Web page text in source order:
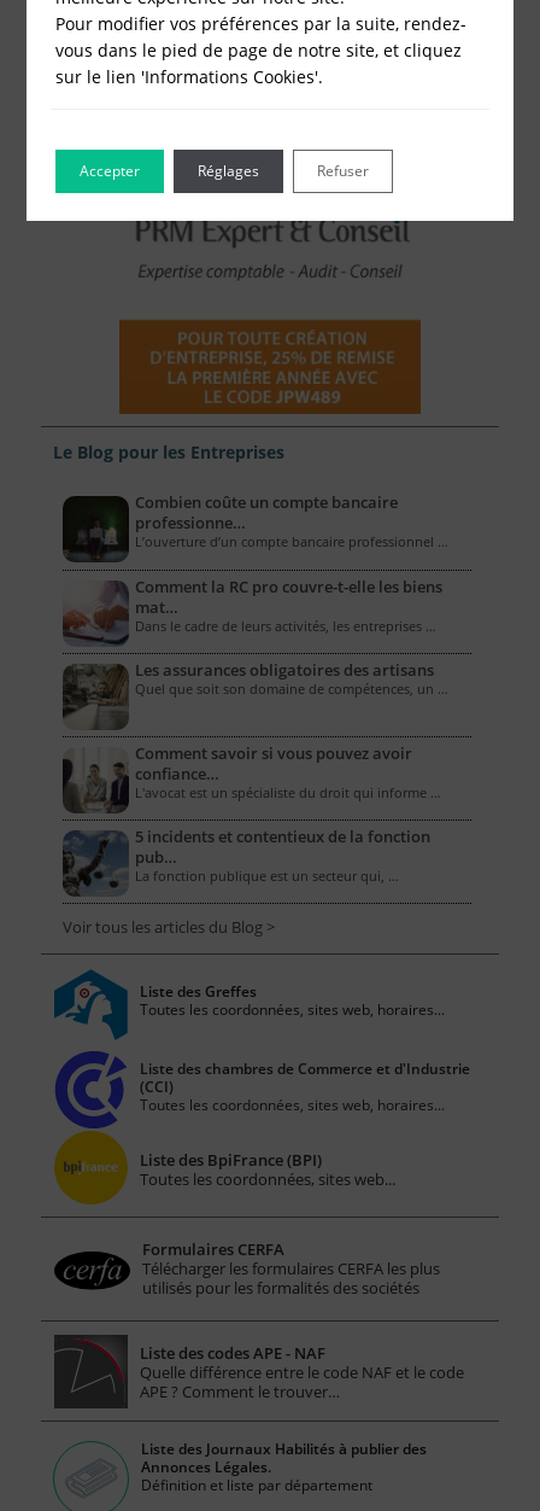
Le Blog pour les Entreprises
Combien coûte un compte bancaire
professionne…
L’ouverture d’un compte bancaire professionnel …
Comment la RC pro couvre-t-elle les biens
mat…
Dans le cadre de leurs activités, les entreprises …
Les assurances obligatoires des artisans
Quel que soit son domaine de compétences, un …
Comment savoir si vous pouvez avoir
confiance…
L'avocat est un spécialiste du droit qui informe …
5 incidents et contentieux de la fonction
pub…
La fonction publique est un secteur qui, …
Voir tous les articles du Blog >
Liste des Greffes
Toutes les coordonnées, sites web, horaires...
Liste des chambres de Commerce et d'Industrie
(CCI)
Toutes les coordonnées, sites web, horaires...
Liste des BpiFrance (BPI)
Toutes les coordonnées, sites web...
Formulaires CERFA
Télécharger les formulaires CERFA les plus
utilisés pour les formalités des sociétés
Liste des codes APE - NAF
Quelle différence entre le code NAF et le code
APE ? Comment le trouver…
Liste des Journaux Habilités à publier des
Annonces Légales.
Définition et liste par département
Pour modifier vos préférences par la suite, rendez-
vous dans le pied de page de notre site, et cliquez
sur le lien 'Informations Cookies'.
Accepter Refuser
Réglages